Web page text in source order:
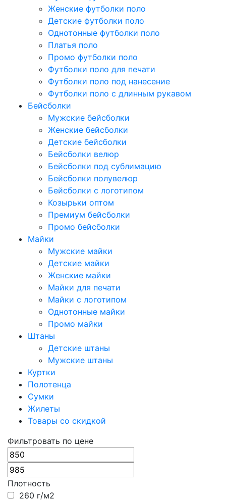
Женские футболки поло
Детские футболки поло
Однотонные футболки поло
Платья поло
Промо футболки поло
Футболки поло для печати
Футболки поло под нанесение
Футболки поло с длинным рукавом
Бейсболки
Мужские бейсболки
Женские бейсболки
Детские бейсболки
Бейсболки велюр
Бейсболки под сублимацию
Бейсболки полувелюр
Бейсболки с логотипом
Козырьки оптом
Премиум бейсболки
Промо бейсболки
Майки
Мужские майки
Детские майки
Женские майки
Майки для печати
Майки с логотипом
Однотонные майки
Промо майки
Штаны
Детские штаны
Мужские штаны
Куртки
Полотенца
Сумки
Жилеты
Товары со скидкой
Фильтровать по цене
Плотность
260 г/м2